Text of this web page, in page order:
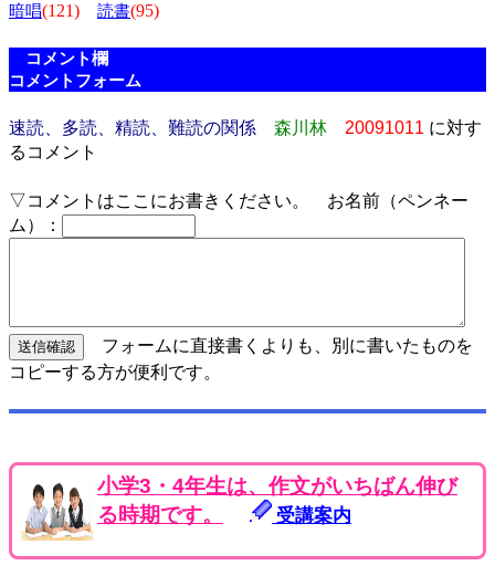
暗唱(121) 読書(95)
コメント欄
コメントフォーム
速読、多読、精読、難読の関係 森川林 20091011 に対す
るコメント
▽コメントはここにお書きください。 お名前（ペンネー
ム）：
フォームに直接書くよりも、別に書いたものを
コピーする方が便利です。
小学3・4年生は、作文がいちばん伸び
る時期です。
受講案内